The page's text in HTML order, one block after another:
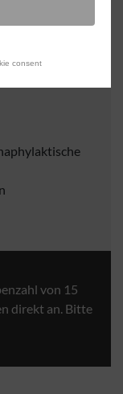
von 15
direkt an. Bitte
consent